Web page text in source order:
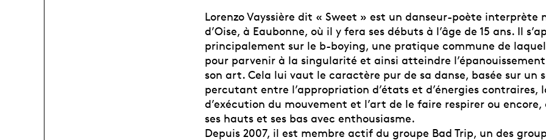
Lorenzo Vayssière dit « Sweet » est un danseur-poète interprète
d’Oise, à Eaubonne, où il y fera ses débuts à l’âge de 15 ans. Il
principalement sur le b-boying, une pratique commune de
pour parvenir à la singularité et ainsi atteindre
son art. Cela lui vaut le caractère pur de sa danse, basée sur un
percutant entre l’appropriation d’états et d’énergies contraires,
d’exécution du mouvement et l’art de le faire respirer ou encore,
ses hauts et ses bas avec enthousiasme.
Depuis 2007, il est membre actif du groupe Bad Trip, un des